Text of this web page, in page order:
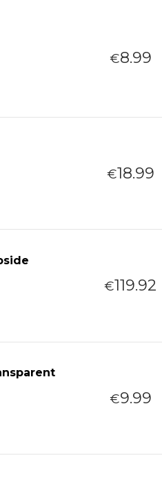
€8.99
€18.99
€119.92
€9.99